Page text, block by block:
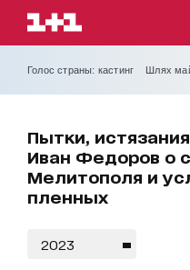
Голос страны: кастинг Шлях
Пытки,
Иван Федоров о
Мелитополя и
пленных
2023